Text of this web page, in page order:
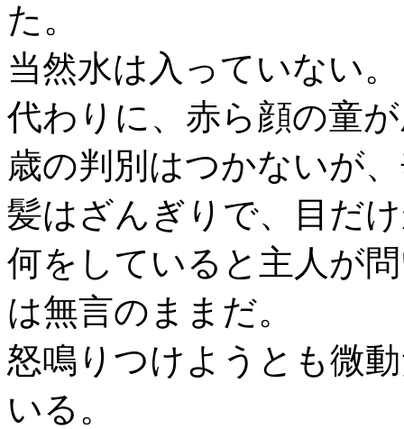
た。
当然水は入っていない。
代わりに、赤ら顔の童
歳の判別はつかないが
髪はざんぎりで、目だ
何をしていると主人が
は無言のままだ。
怒鳴りつけようとも微
いる。